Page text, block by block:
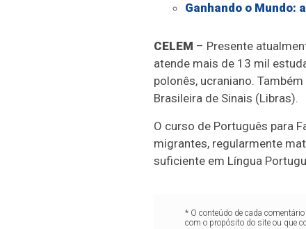
Ganhando o Mundo:
CELEM – Presente
atende mais de 13 mil
polonês, ucraniano.
Brasileira de Sinais (Libras).
O curso de Português para
migrantes, regularmente
suficiente em Língua
* O conteúdo de cada
com o propósito do site ou que